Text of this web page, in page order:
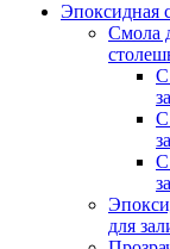
Эпоксидная
Смола
С
С
С
для